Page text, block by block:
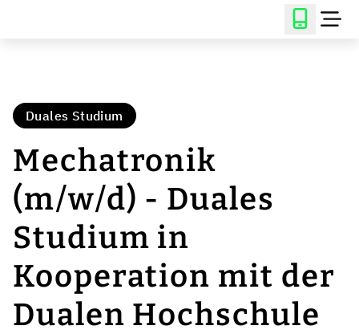
Duales Studium
Mechatronik
(m/w/d) - Duales
Studium in
Kooperation mit der
Dualen Hochschule